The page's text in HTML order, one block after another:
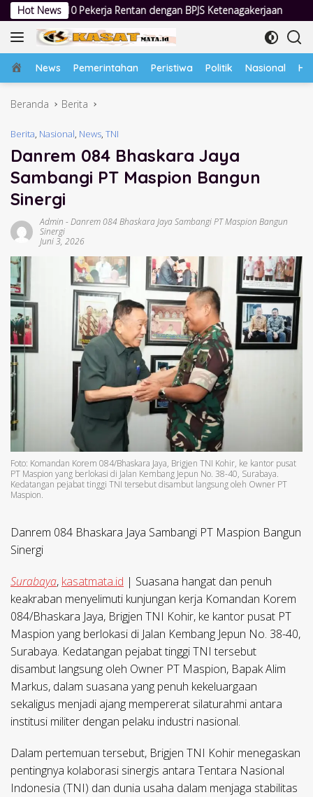
Langsung
ke
konten
Hot News
dengan BPJS Ketenagakerjaan Dua Pekan
Home
News Pemerintahan Peristiwa Politik Nasional
Beranda Berita
Berita, Nasional, News, TNI
Danrem 084 Bhaskara Jaya
Sambangi PT Maspion Bangun
Sinergi
Admin -Danrem 084 Bhaskara Jaya Sambangi PT Maspion Bangun
Sinergi
Juni 3, 2026
Foto: Komandan Korem 084/Bhaskara Jaya, Brigjen TNI Kohir, ke kantor pusat
PT Maspion yang berlokasi di Jalan Kembang Jepun No. 38-40, Surabaya.
Kedatangan pejabat tinggi TNI tersebut disambut langsung oleh Owner PT
Maspion.
Danrem 084 Bhaskara Jaya Sambangi PT Maspion Bangun
Sinergi
Surabaya, kasatmata.id | Suasana hangat dan penuh
keakraban menyelimuti kunjungan kerja Komandan Korem
084/Bhaskara Jaya, Brigjen TNI Kohir, ke kantor pusat PT
Maspion yang berlokasi di Jalan Kembang Jepun No. 38-40,
Surabaya. Kedatangan pejabat tinggi TNI tersebut
disambut langsung oleh Owner PT Maspion, Bapak Alim
Markus, dalam suasana yang penuh kekeluargaan
sekaligus menjadi ajang mempererat silaturahmi antara
institusi militer dengan pelaku industri nasional.
Dalam pertemuan tersebut, Brigjen TNI Kohir menegaskan
pentingnya kolaborasi sinergis antara Tentara Nasional
Indonesia (TNI) dan dunia usaha dalam menjaga stabilitas